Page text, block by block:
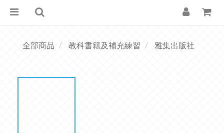
全部商品 教科書籍及補充練習 雅集出版社